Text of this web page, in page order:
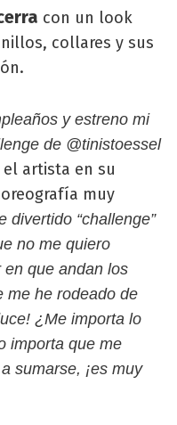
con un look
collares y sus
y estreno mi
de @tinistoessel
artista en su
muy
divertido “challenge”
no me quiero
que andan los
me he rodeado de
¿Me importa lo
importa que me
sumarse, ¡es muy